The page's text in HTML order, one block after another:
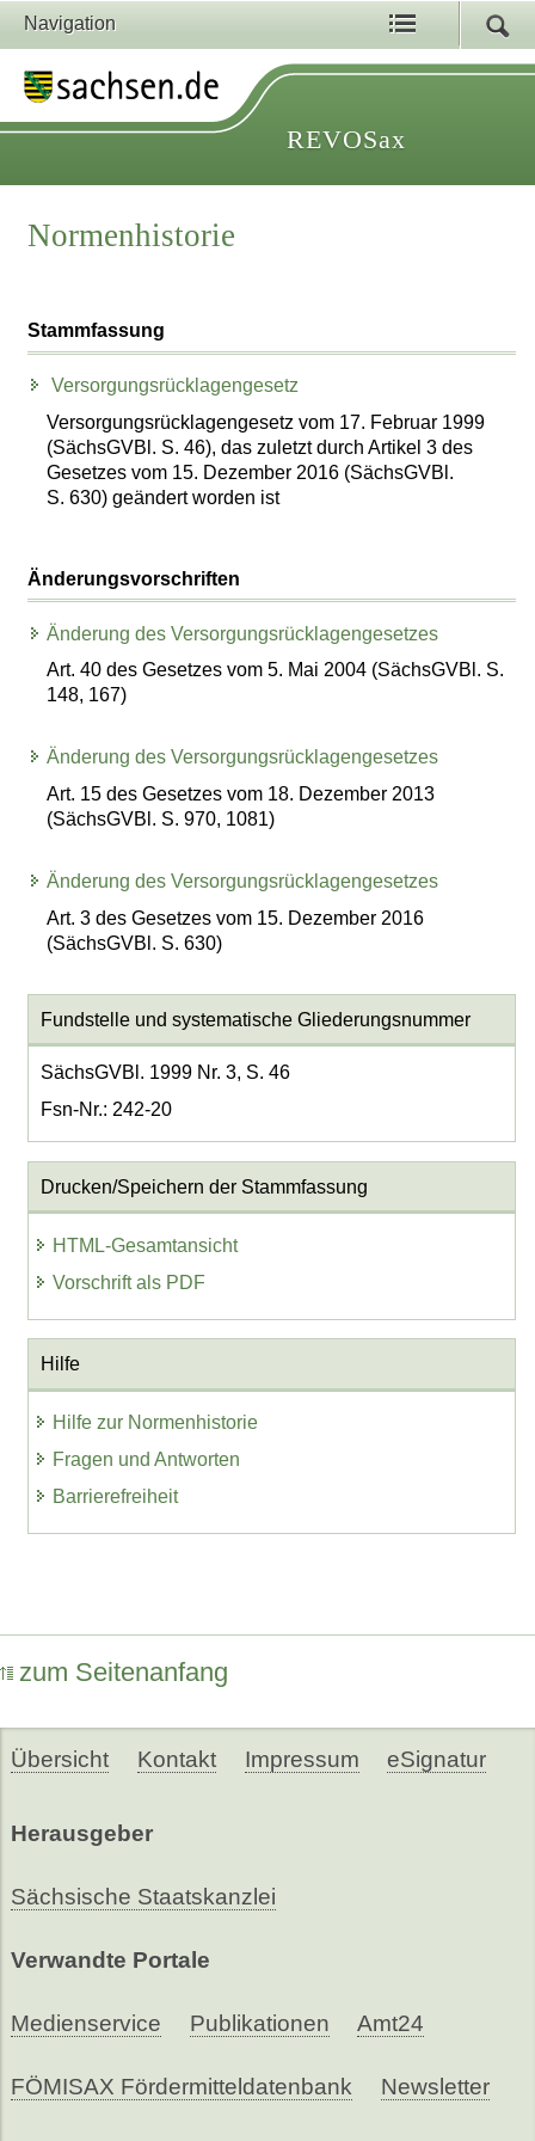
Navigation
REVOSax
Normenhistorie
Stammfassung
Versorgungsrücklagengesetz
Versorgungsrücklagengesetz vom 17. Februar 1999
(SächsGVBl. S. 46), das zuletzt durch Artikel 3 des
Gesetzes vom 15. Dezember 2016 (SächsGVBl.
S. 630) geändert worden ist
Änderungsvorschriften
Änderung des Versorgungsrücklagengesetzes
Art. 40 des Gesetzes vom 5. Mai 2004 (SächsGVBl. S.
148, 167)
Änderung des Versorgungsrücklagengesetzes
Art. 15 des Gesetzes vom 18. Dezember 2013
(SächsGVBl. S. 970, 1081)
Änderung des Versorgungsrücklagengesetzes
Art. 3 des Gesetzes vom 15. Dezember 2016
(SächsGVBl. S. 630)
Fundstelle und systematische Gliederungsnummer
SächsGVBl. 1999 Nr. 3, S. 46
Fsn-Nr.: 242-20
Drucken/Speichern der Stammfassung
HTML-Gesamtansicht
Vorschrift als PDF
Hilfe
Hilfe zur Normenhistorie
Fragen und Antworten
Barrierefreiheit
zum Seitenanfang
Übersicht Kontakt Impressum eSignatur
Herausgeber
Sächsische Staatskanzlei
Verwandte Portale
Medienservice Publikationen Amt24
FÖMISAX Fördermitteldatenbank Newsletter